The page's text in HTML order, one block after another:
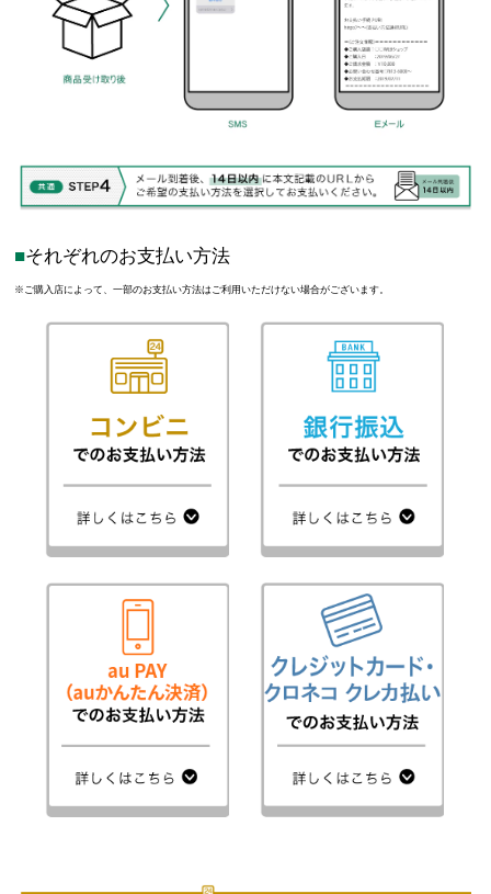
それぞれのお支払い方法
※ご購入店によって、一部のお支払い方法はご利用いただけない場合がございます。